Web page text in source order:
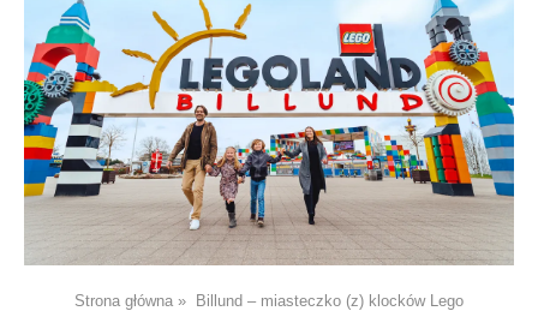
Strona główna » Billund – miasteczko (z) klocków Lego